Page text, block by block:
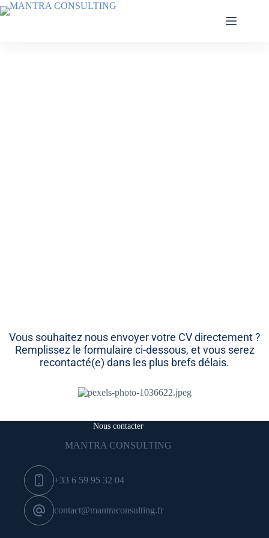
Vous souhaitez nous envoyer votre CV directement ?
Remplissez le formulaire ci-dessous, et vous serez
recontacté(e) dans les plus brefs délais.
Nous contacter
MANTRA CONSULTING
+33 6 59 95 32 04
contact@mantraconsulting.fr